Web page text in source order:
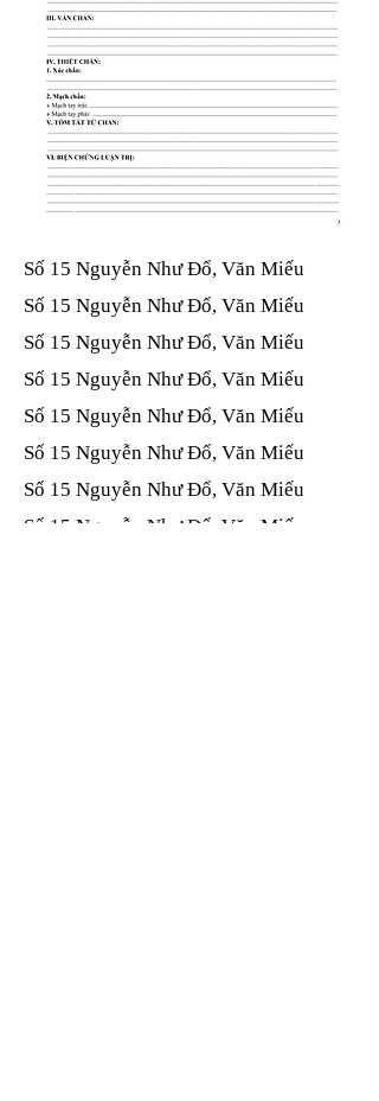
Số 15 Nguyễn Như Đổ, Văn Miếu​​​​
Số 15 Nguyễn Như Đổ, Văn Miếu​​​​
Số 15 Nguyễn Như Đổ, Văn Miếu​​​​
Số 15 Nguyễn Như Đổ, Văn Miếu​​​​
Số 15 Nguyễn Như Đổ, Văn Miếu​​​​
Số 15 Nguyễn Như Đổ, Văn Miếu​​​​
Số 15 Nguyễn Như Đổ, Văn Miếu​​​​
Số 15 Nguyễn Như Đổ, Văn Miếu​​​​